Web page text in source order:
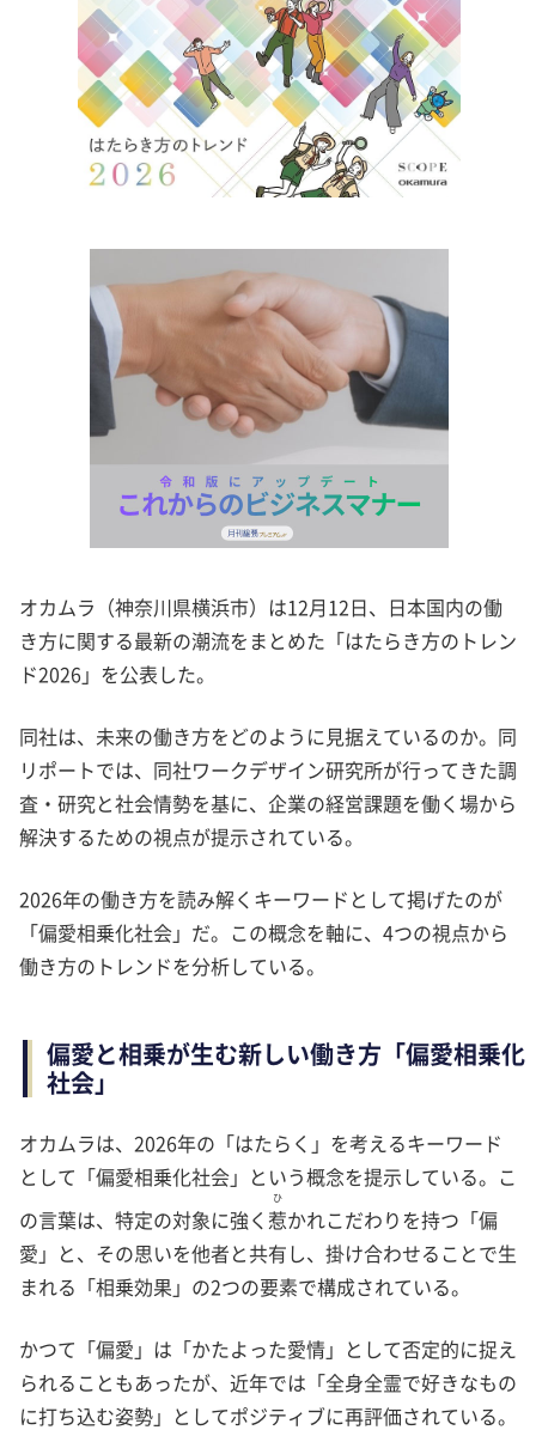
オカムラ（神奈川県横浜市）は12月12日、日本国内の働
き方に関する最新の潮流をまとめた「はたらき方のトレン
ド2026」を公表した。
同社は、未来の働き方をどのように見据えているのか。同
リポートでは、同社ワークデザイン研究所が行ってきた調
査・研究と社会情勢を基に、企業の経営課題を働く場から
解決するための視点が提示されている。
2026年の働き方を読み解くキーワードとして掲げたのが
「偏愛相乗化社会」だ。この概念を軸に、4つの視点から
働き方のトレンドを分析している。
偏愛と相乗が生む新しい働き方「偏愛相乗化
社会」
オカムラは、2026年の「はたらく」を考えるキーワード
として「偏愛相乗化社会」という概念を提示している。こ
の言葉は、特定の対象に強く 惹
ひ
かれこだわりを持つ「偏
愛」と、その思いを他者と共有し、掛け合わせることで生
まれる「相乗効果」の2つの要素で構成されている。
かつて「偏愛」は「かたよった愛情」として否定的に捉え
られることもあったが、近年では「全身全霊で好きなもの
に打ち込む姿勢」としてポジティブに再評価されている。